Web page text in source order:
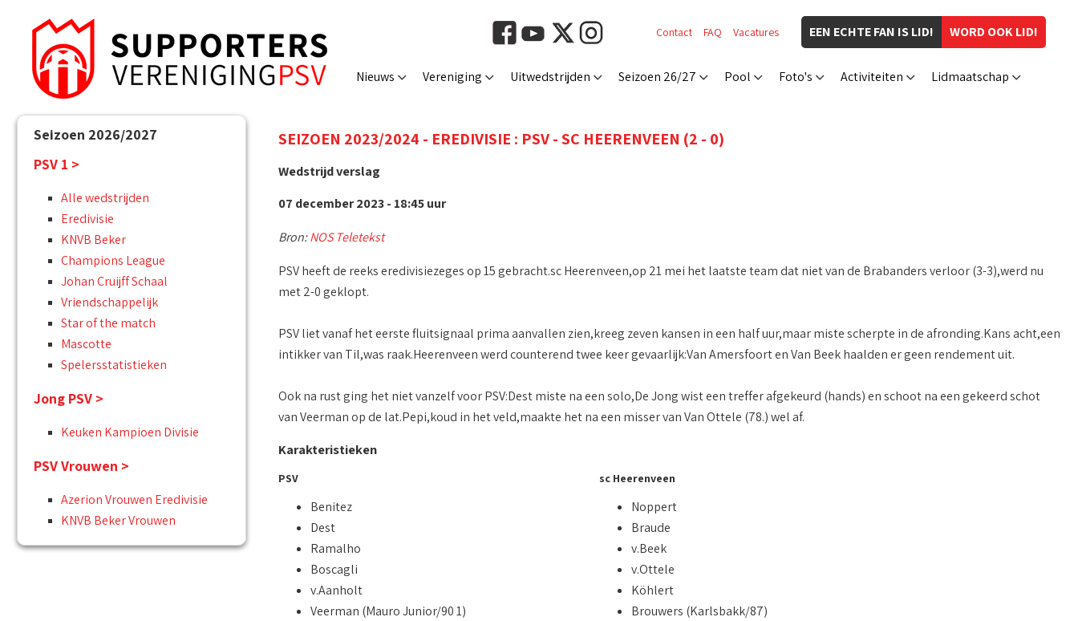
WORD OOK LID!
EEN ECHTE FAN IS LID!
Contact FAQ Vacatures
Nieuws Vereniging Uitwedstrijden Seizoen 26/27 Pool Foto's Activiteiten Lidmaatschap
Seizoen 2026/2027
PSV 1 >
Alle wedstrijden
Eredivisie
KNVB Beker
Champions League
Johan Cruijff Schaal
Vriendschappelijk
Star of the match
Mascotte
Spelersstatistieken
Jong PSV >
Keuken Kampioen Divisie
PSV Vrouwen >
Azerion Vrouwen Eredivisie
KNVB Beker Vrouwen
SEIZOEN 2023/2024 - EREDIVISIE : PSV - SC HEERENVEEN (2 - 0)
Wedstrijd verslag
07 december 2023 - 18:45 uur
Bron:NOS Teletekst
PSV heeft de reeks eredivisiezeges op 15 gebracht.sc Heerenveen,op 21 mei het laatste team dat niet van de Brabanders verloor (3-3),werd nu
met 2-0 geklopt.
PSV liet vanaf het eerste fluitsignaal prima aanvallen zien,kreeg zeven kansen in een half uur,maar miste scherpte in de afronding.Kans acht,een
intikker van Til,was raak.Heerenveen werd counterend twee keer gevaarlijk:Van Amersfoort en Van Beek haalden er geen rendement uit.
Ook na rust ging het niet vanzelf voor PSV:Dest miste na een solo,De Jong wist een treffer afgekeurd (hands) en schoot na een gekeerd schot
van Veerman op de lat.Pepi,koud in het veld,maakte het na een misser van Van Ottele (78.) wel af.
Karakteristieken
PSV
Benitez
Dest
Ramalho
Boscagli
v.Aanholt
Veerman (Mauro Junior/90 1)
sc Heerenveen
Noppert
Braude
v.Beek
v.Ottele
Köhlert
Brouwers (Karlsbakk/87)